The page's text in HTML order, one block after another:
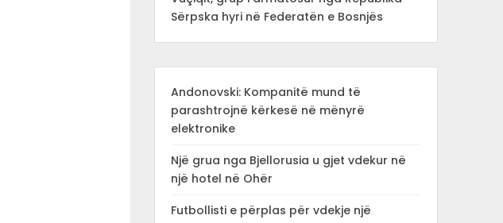
Sërpska hyri në Federatën e Bosnjës
Andonovski: Kompanitë mund të
parashtrojnë kërkesë në mënyrë
elektronike
Një grua nga Bjellorusia u gjet vdekur në
një hotel në Ohër
Futbollisti e përplas për vdekje një